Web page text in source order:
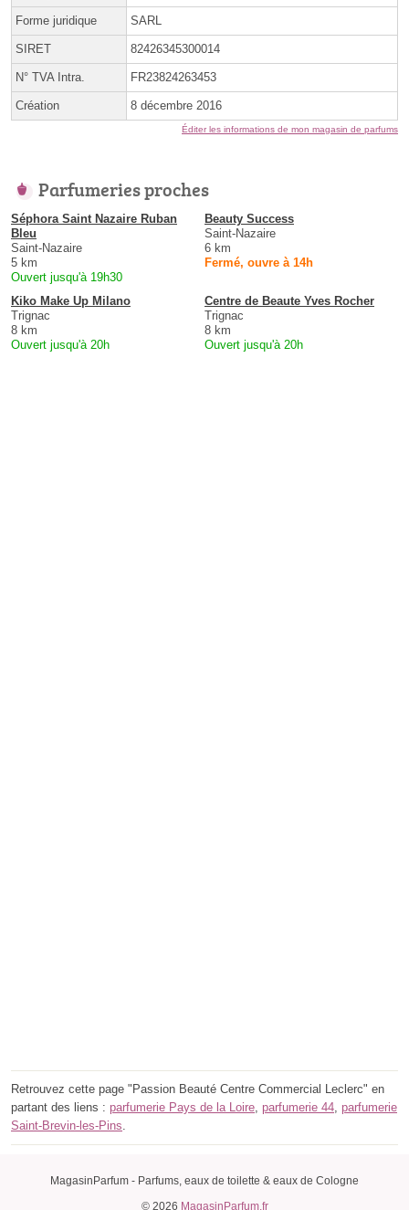
Forme juridique SARL
SIRET 82426345300014
N° TVA Intra. FR23824263453
Création 8 décembre 2016
Éditer les informations de mon magasin de parfums
Parfumeries proches
Séphora Saint Nazaire Ruban
Bleu
Saint-Nazaire
5 km
Ouvert jusqu'à 19h30
Beauty Success
Saint-Nazaire
6 km
Fermé, ouvre à 14h
Kiko Make Up Milano
Trignac
8 km
Ouvert jusqu'à 20h
Centre de Beaute Yves Rocher
Trignac
8 km
Ouvert jusqu'à 20h
Retrouvez cette page "Passion Beauté Centre Commercial Leclerc" en
partant des liens : parfumerie Pays de la Loire parfumerie 44 parfumerie
Saint-Brevin-les-Pins
MagasinParfum - Parfums, eaux de toilette & eaux de Cologne
© 2026 MagasinParfum.fr